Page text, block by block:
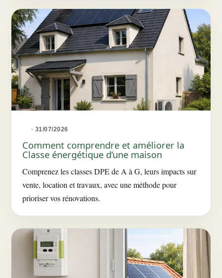
· 31/07/2026
Comment comprendre et améliorer la
Classe énergétique d’une maison
Comprenez les classes DPE de A à G, leurs impacts sur
vente, location et travaux, avec une méthode pour
prioriser vos rénovations.